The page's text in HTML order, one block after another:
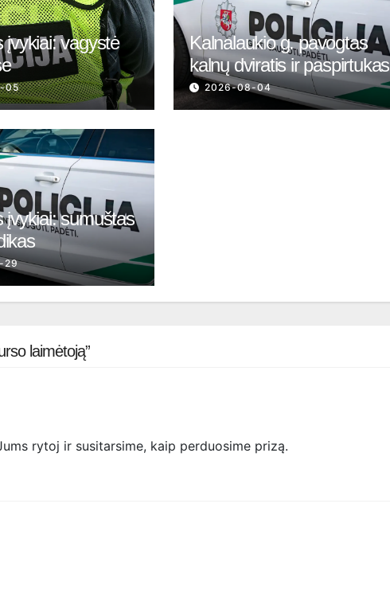
įvykiai: vagystė
05
Kalnalaukio g. pavogtas
kalnų dviratis ir paspirtukas
2026-08-04
įvykiai: sumuštas
29
laimėtoją”
rytoj ir susitarsime, kaip perduosime prizą.